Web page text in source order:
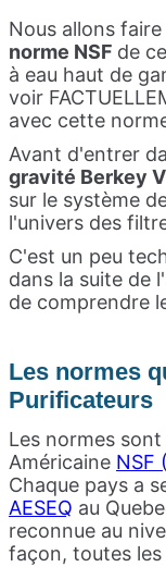
Nous allons
norme NSF de
à eau haut de
voir
avec cette
Avant d'entrer
gravité Berkey
sur le système
l'univers des
C'est un peu
dans la suite de
de comprendre
Les normes
Purificateurs
Les normes sont
Américaine NSF
Chaque pays a
AESEQ au
reconnue au
façon, toutes les